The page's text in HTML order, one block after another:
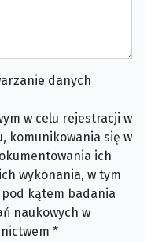
danych
w celu rejestracji w
komunikowania się w
ich
wykonania, w tym
kątem badania
naukowych w
*